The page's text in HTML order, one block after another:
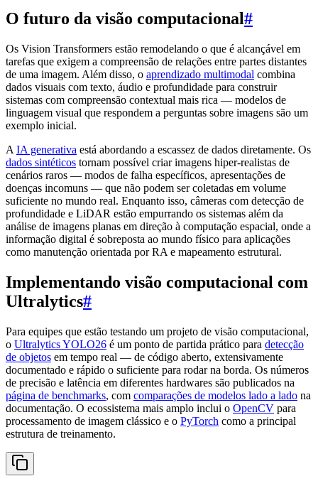
O futuro da visão computacional#
Os Vision Transformers estão remodelando o que é alcançável em
tarefas que exigem a compreensão de relações entre partes distantes
de uma imagem. Além disso, o aprendizado multimodal combina
dados visuais com texto, áudio e profundidade para construir
sistemas com compreensão contextual mais rica — modelos de
linguagem visual que respondem a perguntas sobre imagens são um
exemplo inicial.
A IA generativa está abordando a escassez de dados diretamente. Os
dados sintéticos tornam possível criar imagens hiper-realistas de
cenários raros — modos de falha específicos, apresentações de
doenças incomuns — que não podem ser coletadas em volume
suficiente no mundo real. Enquanto isso, câmeras com detecção de
profundidade e LiDAR estão empurrando os sistemas além da
análise de imagens planas em direção à computação espacial, onde a
informação digital é sobreposta ao mundo físico para aplicações
como manutenção orientada por RA e mapeamento estrutural.
Implementando visão computacional com
Ultralytics#
Para equipes que estão testando um projeto de visão computacional,
o Ultralytics YOLO26 é um ponto de partida prático para detecção
de objetos em tempo real — de código aberto, extensivamente
documentado e rápido o suficiente para rodar na borda. Os números
de precisão e latência em diferentes hardwares são publicados na
página de benchmarks, com comparações de modelos lado a lado na
documentação. O ecossistema mais amplo inclui o OpenCV para
processamento de imagem clássico e o PyTorch como a principal
estrutura de treinamento.